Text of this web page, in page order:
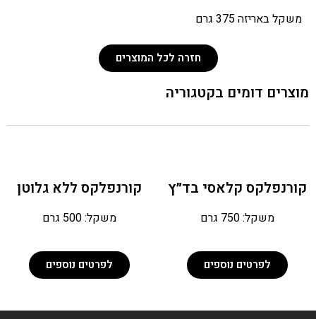
משקל באריזה 375 גרם
חזרה לכל המוצרים
דומים בקטגוריה
קלאסי בד״ץ
משקל: 750 גרם
לפרטים נוספים
קורנפלקס ללא גלוטן
משקל: 500 גרם
לפרטים נוספים